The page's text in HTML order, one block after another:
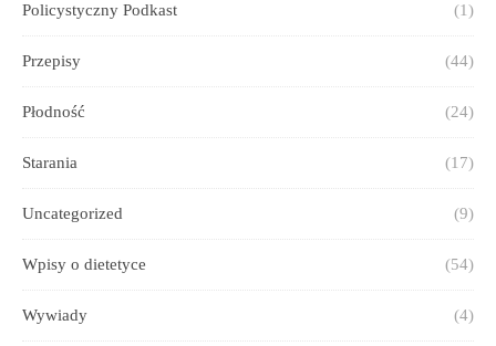
Policystyczny Podkast (1)
Przepisy (44)
Płodność (24)
Starania (17)
Uncategorized (9)
Wpisy o dietetyce (54)
Wywiady (4)